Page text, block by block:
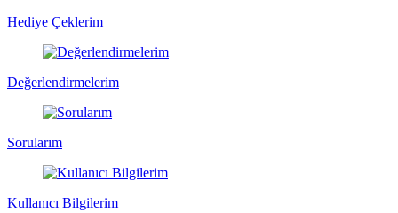
Hediye Çeklerim
Değerlendirmelerim
Sorularım
Kullanıcı Bilgilerim